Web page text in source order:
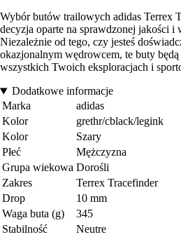
Wybór butów trailowych adidas Terrex
decyzja oparte na sprawdzonej jakości
Niezależnie od tego, czy jesteś
okazjonalnym wędrowcem, te buty
wszystkich Twoich eksploracjach i
Dodatkowe informacje
Marka
adidas
Kolor
grethr/cblack/legink
Kolor
Szary
Płeć
Mężczyzna
Grupa wiekowa Dorośli
Zakres
Terrex Tracefinder
Drop
10 mm
Waga buta (g)
345
Stabilność
Neutre